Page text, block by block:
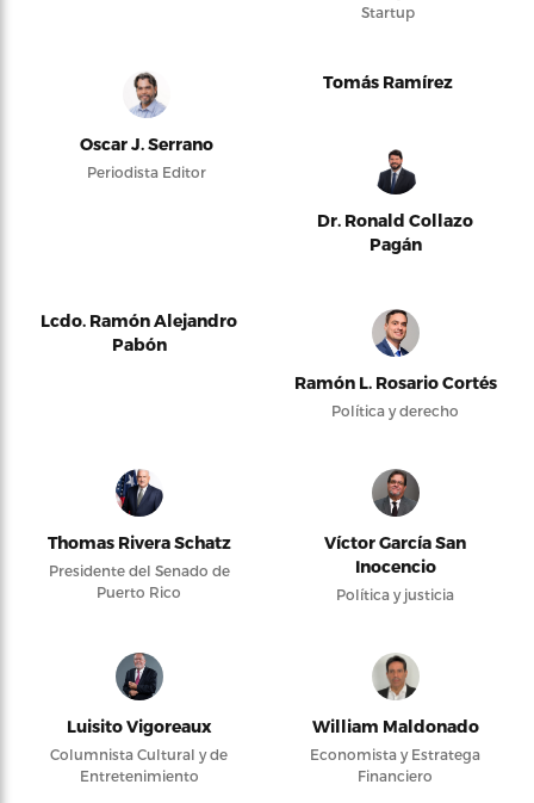
Startup
Oscar J. Serrano
Periodista Editor
Tomás Ramírez
Dr. Ronald Collazo
Pagán
Lcdo. Ramón Alejandro
Pabón
Ramón L. Rosario Cortés
Política y derecho
Thomas Rivera Schatz
Presidente del Senado de
Puerto Rico
Víctor García San
Inocencio
Política y justicia
Luisito Vigoreaux
Columnista Cultural y de
Entretenimiento
William Maldonado
Economista y Estratega
Financiero